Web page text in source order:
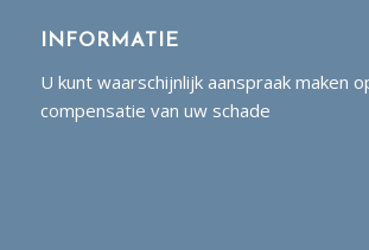
INFORMATIE
U kunt waarschijnlijk aanspraak maken
compensatie van uw schade